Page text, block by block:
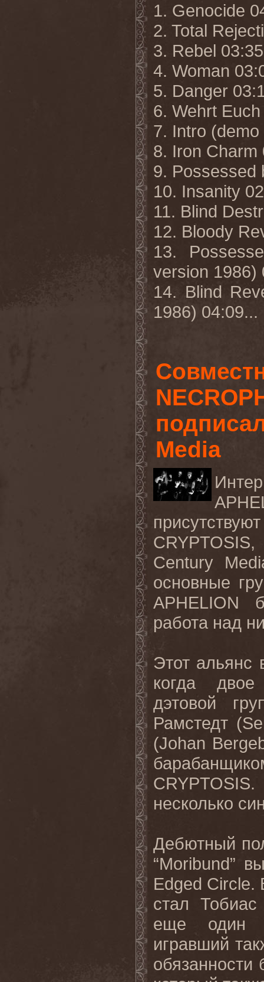
1. Genocide
2. Total
3. Rebel 03:35
4. Woman
5. Danger
6. Wehrt
7. Intro
8. Iron Charm
9. Possessed
10. Insanity
11. Blind
12. Bloody
13.
version 1986)
14. Blind
1986) 04:09...
Media
CRYPTOSIS,
Century
основные
APHELION
работа над
Этот альянс
когда двое
дэтовой
Рамстедт (
(Johan
CRYPTOSIS.
несколько
Дебютный
“Moribund”
Edged Circle.
стал
еще один
игравший
обязанности